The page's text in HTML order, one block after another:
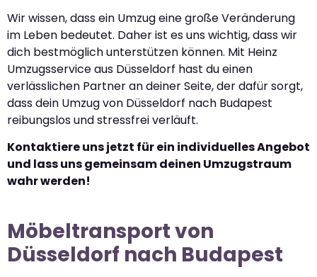
Wir wissen, dass ein Umzug eine große Veränderung
im Leben bedeutet. Daher ist es uns wichtig, dass wir
dich bestmöglich unterstützen können. Mit Heinz
Umzugsservice aus Düsseldorf hast du einen
verlässlichen Partner an deiner Seite, der dafür sorgt,
dass dein Umzug von Düsseldorf nach Budapest
reibungslos und stressfrei verläuft.
Kontaktiere uns jetzt für ein individuelles Angebot
und lass uns gemeinsam deinen Umzugstraum
wahr werden!
Möbeltransport von
Düsseldorf nach Budapest